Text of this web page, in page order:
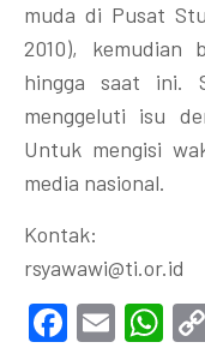
muda di Pusat
2010), kemudian
hingga saat ini.
menggeluti isu
Untuk mengisi
media nasional.
Kontak:
rsyawawi@ti.or.id
Email